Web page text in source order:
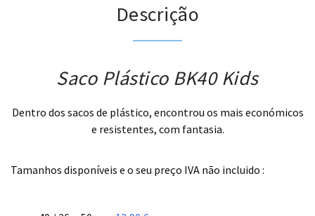
Descrição
Saco Plástico BK40 Kids
Dentro dos sacos de plástico, encontrou os mais económicos
e resistentes, com fantasia.
Tamanhos disponíveis e o seu preço IVA não incluido :